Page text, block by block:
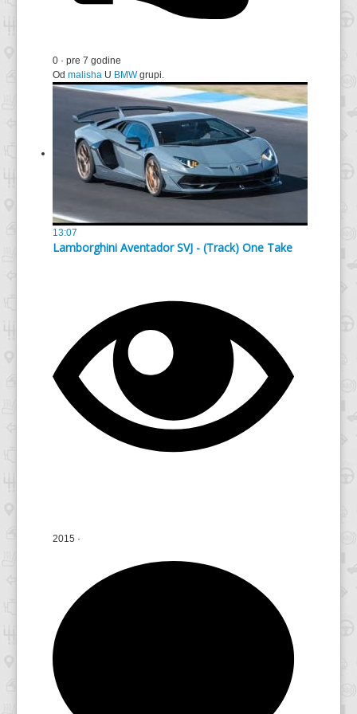
0 · pre 7 godine
Od malisha U BMWgrupi.
13:07
Lamborghini Aventador SVJ - (Track) One Take
2015 ·